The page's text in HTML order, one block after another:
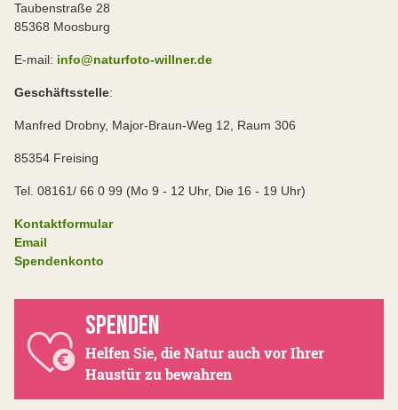
Taubenstraße 28
85368 Moosburg
E-mail: info@naturfoto-willner.de
Geschäftsstelle:
Manfred Drobny, Major-Braun-Weg 12, Raum 306
85354 Freising
Tel. 08161/ 66 0 99 (Mo 9 - 12 Uhr, Die 16 - 19 Uhr)
Kontaktformular
Email
Spendenkonto
SPENDEN
Helfen Sie, die Natur auch vor Ihrer
Haustür zu bewahren